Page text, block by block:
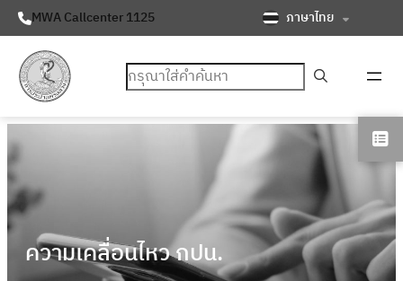
MWA Callcenter 1125 ภาษาไทย
ค้นหา
ความเคลื่อนไหว กปน.